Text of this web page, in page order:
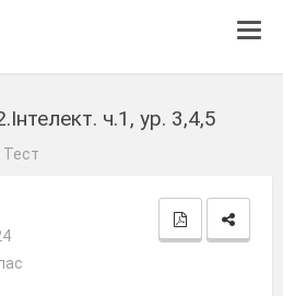
ч.1, ур. 3,4,5
Тест